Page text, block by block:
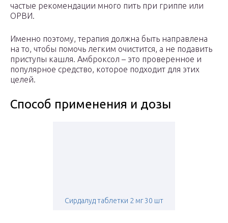
частые рекомендации много пить при гриппе или
ОРВИ.
Именно поэтому, терапия должна быть направлена
на то, чтобы помочь легким очистится, а не подавить
приступы кашля. Амброксол – это проверенное и
популярное средство, которое подходит для этих
целей.
Способ применения и дозы
Сирдалуд таблетки 2 мг 30 шт